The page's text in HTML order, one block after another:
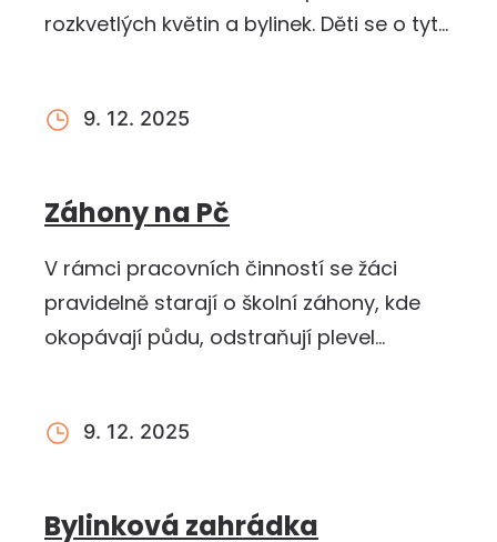
rozkvetlých květin a bylinek. Děti se o tyto
9. 12. 2025
Záhony na Pč
V rámci pracovních činností se žáci
pravidelně starají o školní záhony, kde
okopávají půdu, odstraňují plevel
9. 12. 2025
Bylinková zahrádka